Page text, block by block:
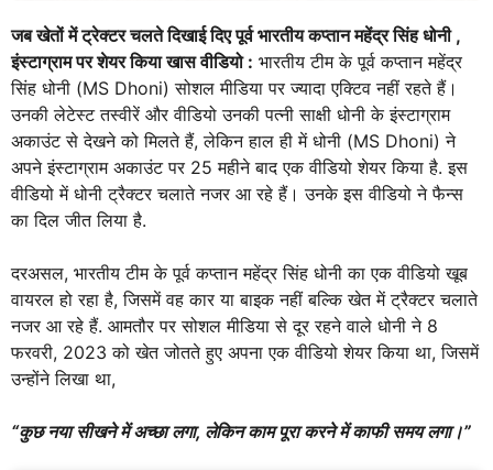
जब खेतों में ट्रेक्टर चलते दिखाई दिए पूर्व भारतीय कप्तान महेंद्र सिंह धोनी ,
इंस्टाग्राम पर शेयर किया खास वीडियो : भारतीय टीम के पूर्व कप्तान महेंद्र
सिंह धोनी (MS Dhoni) सोशल मीडिया पर ज्यादा एक्टिव नहीं रहते हैं।
उनकी लेटेस्ट तस्वीरें और वीडियो उनकी पत्नी साक्षी धोनी के इंस्टाग्राम
अकाउंट से देखने को मिलते हैं, लेकिन हाल ही में धोनी (MS Dhoni) ने
अपने इंस्टाग्राम अकाउंट पर 25 महीने बाद एक वीडियो शेयर किया है. इस
वीडियो में धोनी ट्रैक्टर चलाते नजर आ रहे हैं। उनके इस वीडियो ने फैन्स
का दिल जीत लिया है.
दरअसल, भारतीय टीम के पूर्व कप्तान महेंद्र सिंह धोनी का एक वीडियो खूब
वायरल हो रहा है, जिसमें वह कार या बाइक नहीं बल्कि खेत में ट्रैक्टर चलाते
नजर आ रहे हैं. आमतौर पर सोशल मीडिया से दूर रहने वाले धोनी ने 8
फरवरी, 2023 को खेत जोतते हुए अपना एक वीडियो शेयर किया था, जिसमें
उन्होंने लिखा था,
“कुछ नया सीखने में अच्छा लगा, लेकिन काम पूरा करने में काफी समय लगा।”